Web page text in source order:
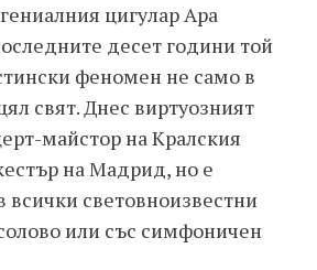
цигулар Ара
десет години той
феномен не само в
свят. Днес виртуозният
майстор на Кралския
на Мадрид, но е
всички световноизвестни
или със симфоничен